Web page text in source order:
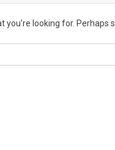
you’re looking for. Perhaps